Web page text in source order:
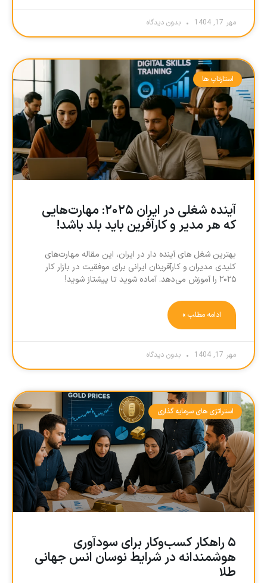
مهر 17, 1404 بدون دیدگاه
استارتاپ ها
آینده شغلی در ایران ۲۰۲۵: مهارت‌هایی
که هر مدیر و کارآفرین باید بلد باشد!
بهترین شغل های آینده دار در ایران، این مقاله مهارت‌های
کلیدی مدیران و کارآفرینان ایرانی برای موفقیت در بازار کار
۲۰۲۵ را آموزش می‌دهد. آماده شوید تا پیشتاز شوید!
ادامه مطلب »
مهر 17, 1404 بدون دیدگاه
استراتژی های سرمایه گذاری
۵ راهکار کسب‌وکار برای سودآوری
هوشمندانه در شرایط نوسان انس جهانی
طلا